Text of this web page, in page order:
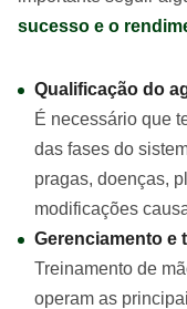
sucesso e o
Qualificação do
É necessário que
das fases do
pragas, doenças,
modificações
Gerenciamento e
Treinamento de
operam as